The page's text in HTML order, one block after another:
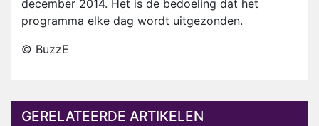
december 2014. Het is de bedoeling dat het
programma elke dag wordt uitgezonden.
© BuzzE
GERELATEERDE ARTIKELEN